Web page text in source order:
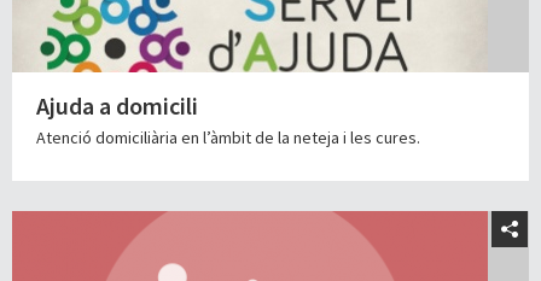
Ajuda a domicili
Atenció domiciliària en l’àmbit de la neteja i les cures.